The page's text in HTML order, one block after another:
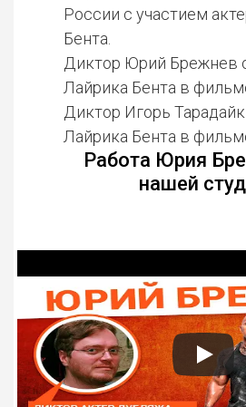
России с участием
Бента.
Диктор Юрий Брежнев
Лайрика Бента в
Диктор Игорь
Лайрика Бента в
Работа Юрия
нашей